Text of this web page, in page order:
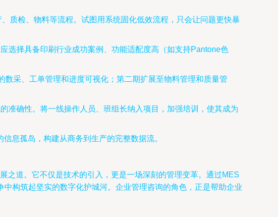
质检、物料等流程。试图用系统固化低效流程，只会让问题更快暴
选择具备印刷行业成功案例、功能适配度高（如支持Pantone色
数采、工单管理和进度可视化；第二期扩展至物料管理和质量管
准确性。将一线操作人员、班组长纳入项目，加强培训，使其成为
息孤岛，构建从商务到生产的完整数据流。
之道。它不仅是技术的引入，更是一场深刻的管理变革。通过MES
构筑起坚实的数字化护城河。企业管理咨询的角色，正是帮助企业